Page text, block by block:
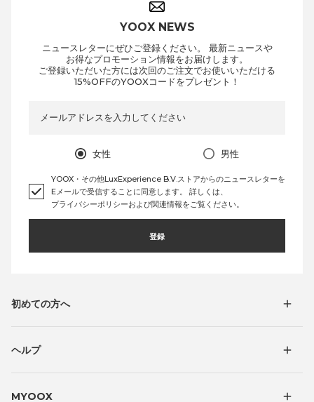
YOOX NEWS
ニュースレターにぜひ ご登録ください。 最新ニュースや
お得なプロモーション情報をお届けします。
ご登録いただいた方には次回のご注文でお使いいただける
15%OFFのYOOXコードをプレゼント！
メールアドレスを入力してください
女性 男性
YOOX・その他LuxExperience B.V.ストアからのニュースレターを
Eメールで受信することに同意します。
詳しくは、
プライバシーポリシーおよび関連情報をご覧ください。
登録
初めての方へ
ヘルプ
MYOOX